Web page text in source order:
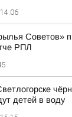
14:06
Советов»
РПЛ
детей в воду